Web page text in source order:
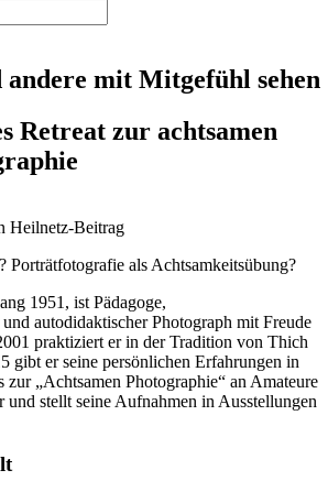
andere mit Mitgefühl sehen
Retreat zur achtsamen
Heilnetz-Beitrag
Porträtfotografie als Achtsamkeitsübung?
1951, ist Pädagoge,
autodidaktischer Photograph mit Freude
praktiziert er in der Tradition von Thich
gibt er seine persönlichen Erfahrungen in
zur „Achtsamen Photographie“ an Amateure
und stellt seine Aufnahmen in Ausstellungen